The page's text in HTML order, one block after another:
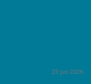
23 jun 2026